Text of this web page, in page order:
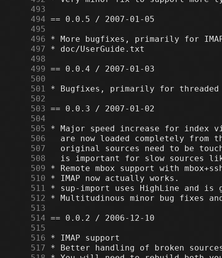
    493
    494
    495
    496
    497
    498
    499
    500
    501
    502
    503
    504
    505
    506
    507
    508
    509
    510
    511
    512
    513
    514
    515
    516
    517